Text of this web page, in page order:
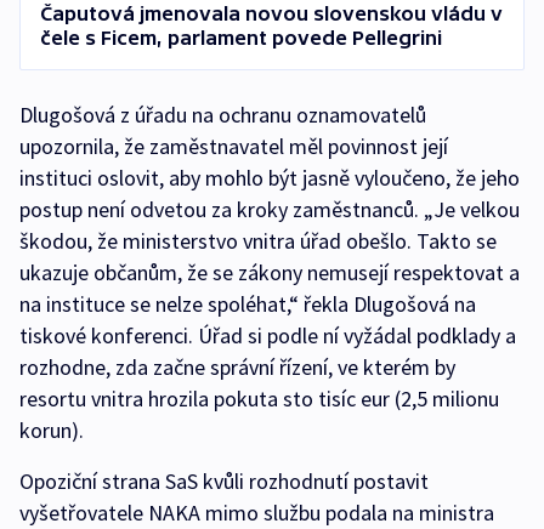
Čaputová jmenovala novou slovenskou vládu v
čele s Ficem, parlament povede Pellegrini
Dlugošová z úřadu na ochranu oznamovatelů
upozornila, že zaměstnavatel měl povinnost její
instituci oslovit, aby mohlo být jasně vyloučeno, že jeho
postup není odvetou za kroky zaměstnanců. „Je velkou
škodou, že ministerstvo vnitra úřad obešlo. Takto se
ukazuje občanům, že se zákony nemusejí respektovat a
na instituce se nelze spoléhat,“ řekla Dlugošová na
tiskové konferenci. Úřad si podle ní vyžádal podklady a
rozhodne, zda začne správní řízení, ve kterém by
resortu vnitra hrozila pokuta sto tisíc eur (2,5 milionu
korun).
Opoziční strana SaS kvůli rozhodnutí postavit
vyšetřovatele NAKA mimo službu podala na ministra